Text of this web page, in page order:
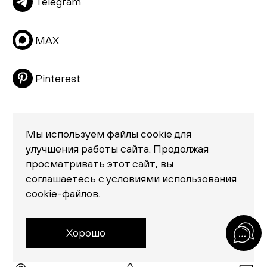
Матрасы
Распродажа
MAX
Pinterest
Политика конфиденциальности
© 2026 «Creatica»
проезд Новодевичий, дом 2, помещение 2/1
Москва, Москва 119435
Россия
Мы используем файлы cookie для
улучшения работы сайта. Продолжая
просматривать этот сайт, вы
соглашаетесь с условиями использования
cookie-файлов.
Хорошо